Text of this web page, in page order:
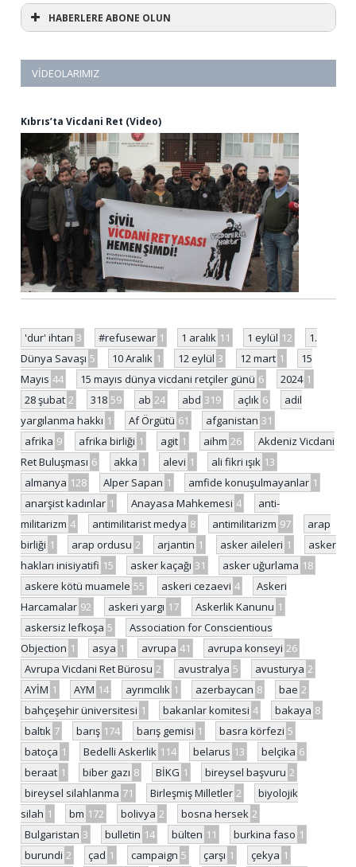
HABERLERE ABONE OLUN
VIDEOLARIMIZ
Kıbrıs’ta Vicdani Ret (Video)
'dur' ihtarı 3 #refusewar 1 1 aralık 11 1 eylül 12
1.
Dünya Savaşı 5 10 Aralık 1 12 eylül 3 12 mart 1
15
Mayıs 44 15 mayıs dünya vicdani retçiler günü 6 2024 1
28 şubat 2 318 59 ab 24 abd 319 açlık 6
adil
yargılanma hakkı 1 Af Örgütü 61 afganistan 31
afrika 9 afrika birliği 1 agit 1 aihm 26
Akdeniz Vicdani
Ret Buluşması 6 akka 1 alevi 1 ali fikri ışık 13
almanya 128 Alper Sapan 1 amfide konuşulmayanlar 1
anarşist kadınlar 1 Anayasa Mahkemesi 4
anti-
militarizm 4 antimilitarist medya 8 antimilitarizm 97
arap
birliği 1 arap ordusu 2 arjantin 1 asker aileleri 1
asker
hakları inisiyatifi 15 asker kaçağı 31 asker uğurlama 18
askere kötü muamele 55 askeri cezaevi 4
Askeri
Harcamalar 92 askeri yargı 17 Askerlik Kanunu 1
askersiz lefkoşa 5
Association for Conscientious
Objection 1 asya 1 avrupa 41 avrupa konseyi 26
Avrupa Vicdani Ret Bürosu 2 avustralya 5 avusturya 2
AYİM 1 AYM 14 ayrımcılık 1 azerbaycan 8 bae 2
bahçeşehir üniversitesi 1 bakanlar komitesi 4 bakaya 8
baltık 7 barış 174 barış gemisi 1 basra körfezi 5
batoça 1 Bedelli Askerlik 114 belarus 13 belçika 6
beraat 1 biber gazı 8 BİKG 1 bireysel başvuru 2
bireysel silahlanma 71 Birleşmiş Milletler 2
biyolojik
silah 1 bm 172 bolivya 2 bosna hersek 2
Bulgaristan 3 bulletin 14 bülten 11 burkina faso 1
burundi 2 çad 1 campaign 5 çarşı 1 çekya 1